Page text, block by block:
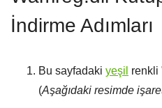
İndirme Adımları
Bu sayfadaki yeşil renkli
(Aşağıdaki resimde